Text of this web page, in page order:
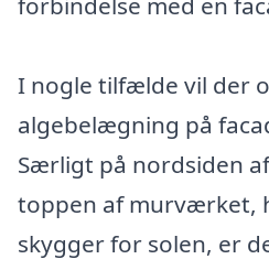
I nogle tilfælde vil der
algebelægning på
Særligt på nordsiden
toppen af murværket,
skygger for solen, er